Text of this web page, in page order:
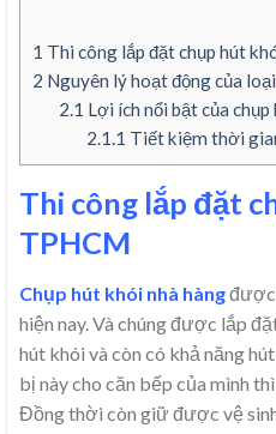
1 Thi công lắp đặt chụp hút
2 Nguyên lý hoạt động của
2.1 Lợi ích nổi bật của
2.1.1 Tiết kiệm thời
Thi công lắp đặt
TPHCM
Chụp hút khói nhà hàngđược
hiện nay. Và chúng được lắp
hút khói và còn có khả năng
bị này cho căn bếp của mình
Đồng thời còn giữ được vệ